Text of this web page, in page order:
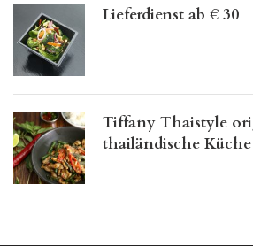
Lieferdienst ab € 30
Tiffany Thaistyle
thailändische